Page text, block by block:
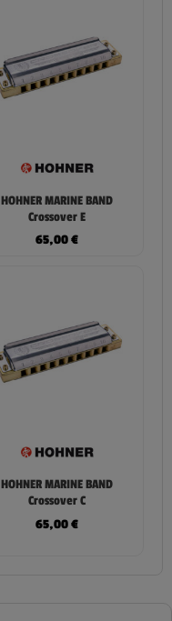
HOHNER MARINE BAND
Crossover E
65,00€
HOHNER MARINE BAND
Crossover C
65,00€